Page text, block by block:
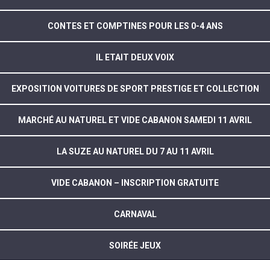
CONTES ET COMPTINES POUR LES 0-4 ANS
IL ETAIT DEUX VOIX
EXPOSITION VOITURES DE SPORT PRESTIGE ET COLLECTION
MARCHÉ AU NATUREL ET VIDE CABANON SAMEDI 11 AVRIL
LA SUZE AU NATUREL DU 7 AU 11 AVRIL
VIDE CABANON – INSCRIPTION GRATUITE
CARNAVAL
SOIRÉE JEUX